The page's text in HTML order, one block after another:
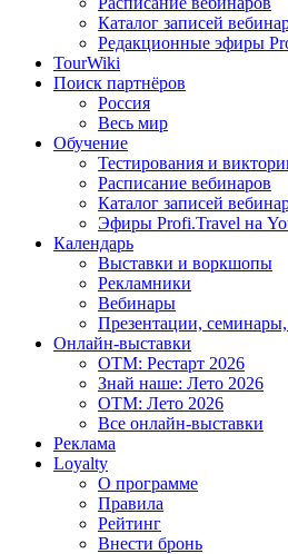
Каталог записей
Редакционные эфиры
TourWiki
Поиск партнёров
Россия
Весь мир
Обучение
Тестирования и
Расписание вебинаров
Каталог записей
Эфиры Profi.Travel на
Календарь
Выставки и воркшопы
Рекламники
Вебинары
Презентации,
Онлайн-выставки
OTM: Рестарт 2026
Знай наше: Лето 2026
OTM: Лето 2026
Все онлайн-выставки
Реклама
Loyalty
О программе
Правила
Рейтинг
Внести бронь